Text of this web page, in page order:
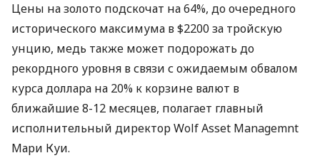
Цены на золото подскочат на 64%, до очередного
исторического максимума в $2200 за тройскую
унцию, медь также может подорожать до
рекордного уровня в связи с ожидаемым обвалом
курса доллара на 20% к корзине валют в
ближайшие 8-12 месяцев, полагает главный
исполнительный директор Wolf Asset Managemnt
Мари Куи.